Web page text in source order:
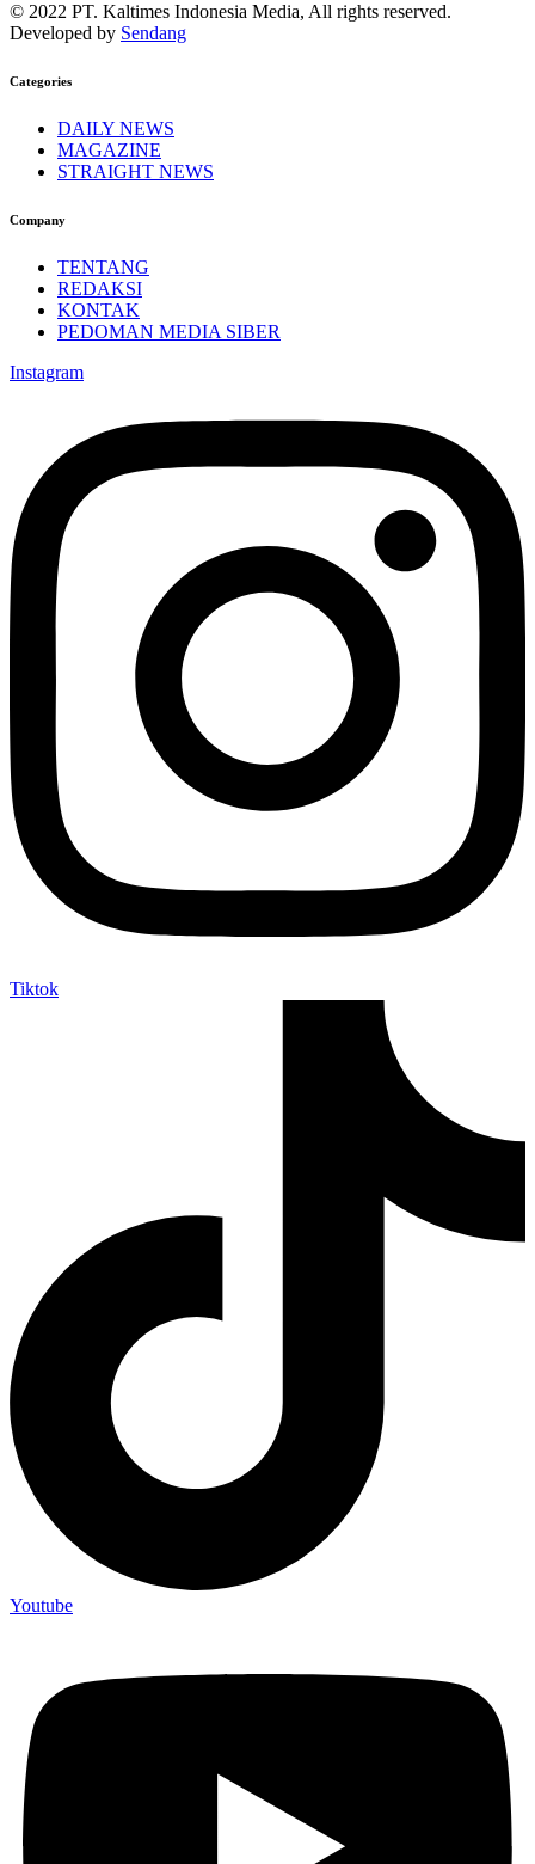
© 2022 PT. Kaltimes Indonesia Media, All rights reserved.
Developed by Sendang
Categories
DAILY NEWS
MAGAZINE
STRAIGHT NEWS
Company
TENTANG
REDAKSI
KONTAK
PEDOMAN MEDIA SIBER
Instagram
Tiktok
Youtube